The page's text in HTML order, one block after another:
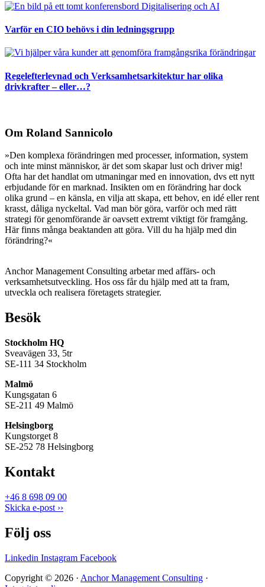
Digitalisering och AI
Varför en CIO behövs i din ledningsgrupp
Regelefterlevnad och Verksamhetsarkitektur har olika
drivkrafter – eller…?
Om Roland Sannicolo
»Den komplexa förändringen med processer, information, system
och inte minst människor, är det som skapar lust och driver mig!
Ofta har det handlat om utmaningar med en innovation, dvs ett nytt
erbjudande för en marknad. Insikten om en förändring har dock
olika grund – en känsla, en vilja att skapa, ett behov, en idé eller rent
krasst, dåliga nyckeltal. Vad man bör göra, varför och med rätt
strategi för genomförande är oavsett extremt viktigt för framgång.
Här finns många beaktanden att göra. Vill du ha hjälp med din
förändring?«
Anchor Management Consulting arbetar med affärs- och
verksamhetsutveckling. Hos oss får du hjälp med att ta fram,
utveckla och realisera företagets strategier.
Besök
Stockholm HQ
Sveavägen 33, 5tr
SE-111 34 Stockholm
Malmö
Kungsgatan 6
SE-211 49 Malmö
Helsingborg
Kungstorget 8
SE-252 78 Helsingborg
Kontakt
+46 8 698 09 00
Skicka e-post ››
Följ oss
Linkedin Instagram Facebook
Copyright © 2026 · Anchor Management Consulting ·